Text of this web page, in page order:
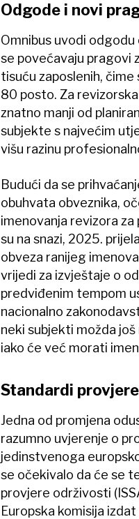
Odgode i novi
Omnibus uvodi
se povećavaju pragovi
tisuću zaposlenih,
80 posto. Za
znatno manji od
subjekte s najvećim
višu razinu
Budući da se
obuhvata obveznika,
imenovanja revizora
su na snazi, 2025.
obveza ranijeg
vrijedi za izvještaje o
predviđenim tempom
nacionalno
neki subjekti možda
iako će već morati
Standardi
Jedna od promjena
razumno uvjerenje o
jedinstvenoga
se očekivalo da će se
provjere održivosti
Europska komisija